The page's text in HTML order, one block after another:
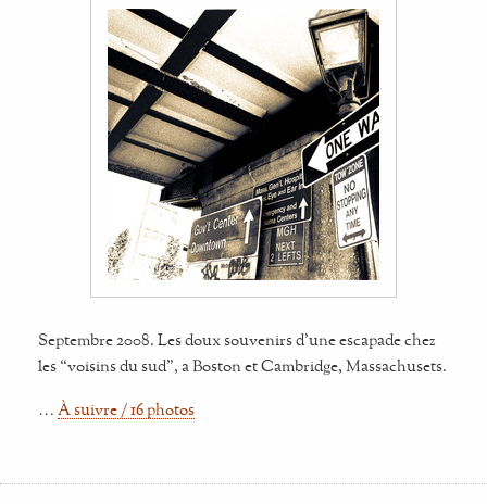
Septembre 2008. Les doux souvenirs d'une escapade chez
les “voisins du sud”, a Boston et Cambridge, Massachusets.
… À suivre / 16 photos